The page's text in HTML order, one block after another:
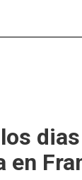
en